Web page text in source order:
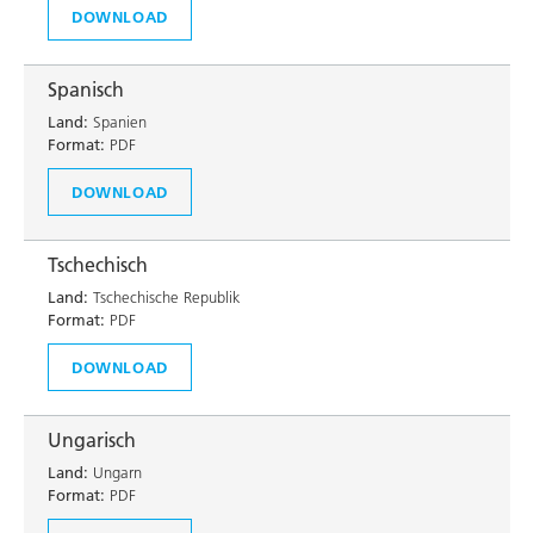
DOWNLOAD
Spanisch
Land: Spanien
Format: PDF
DOWNLOAD
Tschechisch
Land: Tschechische Republik
Format: PDF
DOWNLOAD
Ungarisch
Land: Ungarn
Format: PDF